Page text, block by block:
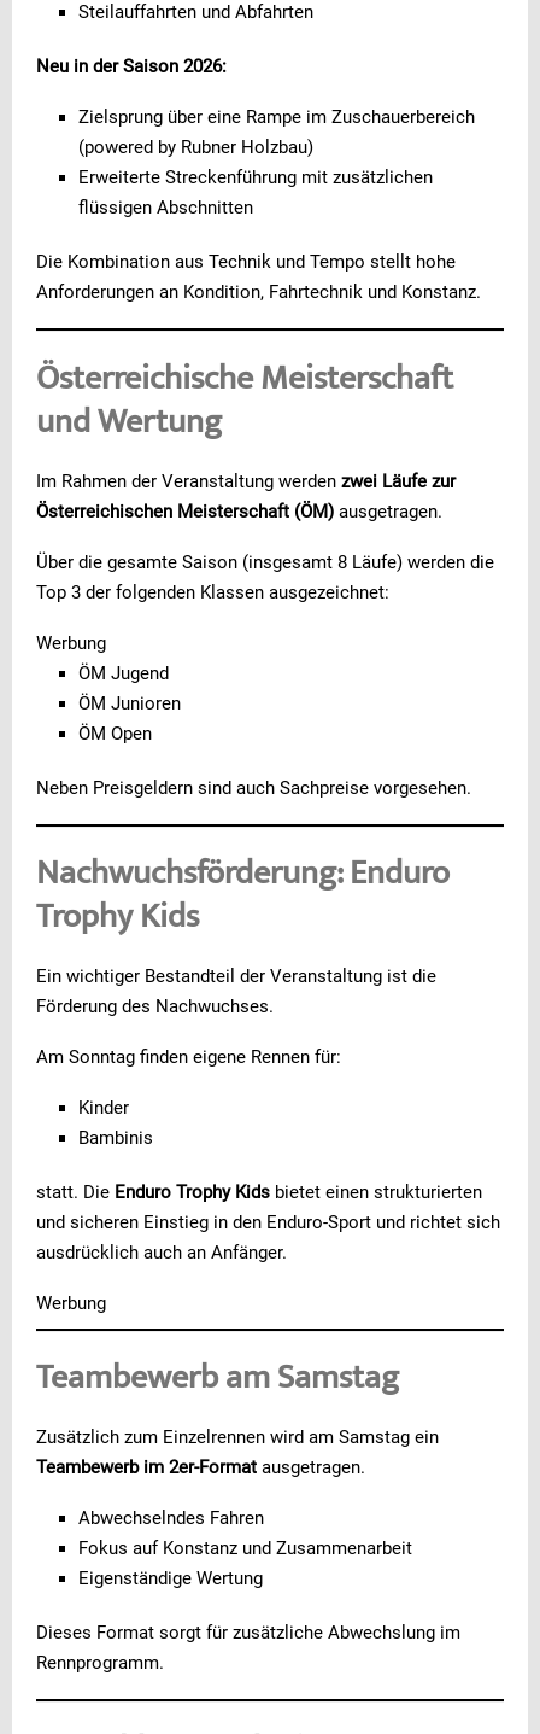
Steilauffahrten und Abfahrten
Neu in der Saison 2026:
Zielsprung über eine Rampe im Zuschauerbereich
(powered by Rubner Holzbau)
Erweiterte Streckenführung mit zusätzlichen
flüssigen Abschnitten
Die Kombination aus Technik und Tempo stellt hohe
Anforderungen an Kondition, Fahrtechnik und Konstanz.
Österreichische Meisterschaft
und Wertung
Im Rahmen der Veranstaltung werden zwei Läufe zur
Österreichischen Meisterschaft (ÖM) ausgetragen.
Über die gesamte Saison (insgesamt 8 Läufe) werden die
Top 3 der folgenden Klassen ausgezeichnet:
Werbung
ÖM Jugend
ÖM Junioren
ÖM Open
Neben Preisgeldern sind auch Sachpreise vorgesehen.
Nachwuchsförderung: Enduro
Trophy Kids
Ein wichtiger Bestandteil der Veranstaltung ist die
Förderung des Nachwuchses.
Am Sonntag finden eigene Rennen für:
Kinder
Bambinis
statt. Die Enduro Trophy Kids bietet einen strukturierten
und sicheren Einstieg in den Enduro-Sport und richtet sich
ausdrücklich auch an Anfänger.
Werbung
Teambewerb am Samstag
Zusätzlich zum Einzelrennen wird am Samstag ein
Teambewerb im 2er-Format ausgetragen.
Abwechselndes Fahren
Fokus auf Konstanz und Zusammenarbeit
Eigenständige Wertung
Dieses Format sorgt für zusätzliche Abwechslung im
Rennprogramm.